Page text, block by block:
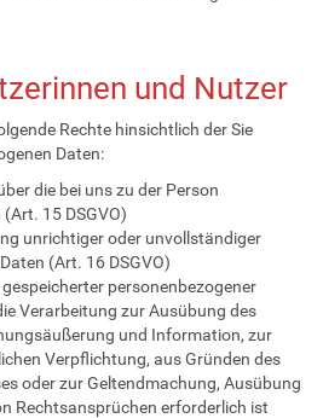
und Nutzer
Rechte hinsichtlich der Sie
Daten:
die bei uns zu der Person
15 DSGVO)
unrichtiger oder unvollständiger
(Art. 16 DSGVO)
personenbezogener
Verarbeitung zur Ausübung des
und Information, zur
Verpflichtung, aus Gründen des
oder zur Geltendmachung, Ausübung
Rechtsansprüchen erforderlich ist